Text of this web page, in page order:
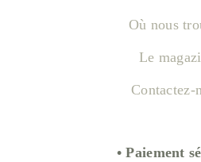
Où nous
Le
Contactez-
• Paiement